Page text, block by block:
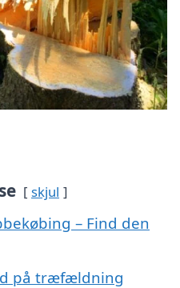
skjul
– Find den
på træfældning